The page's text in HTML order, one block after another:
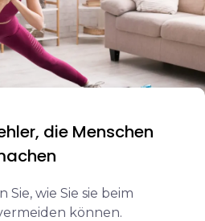
die Menschen
wie Sie sie beim
können.